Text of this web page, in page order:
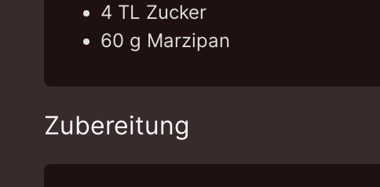
4 TL Zucker
60 g Marzipan
Zubereitung